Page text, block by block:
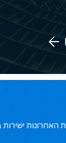
האחרונות ישירות